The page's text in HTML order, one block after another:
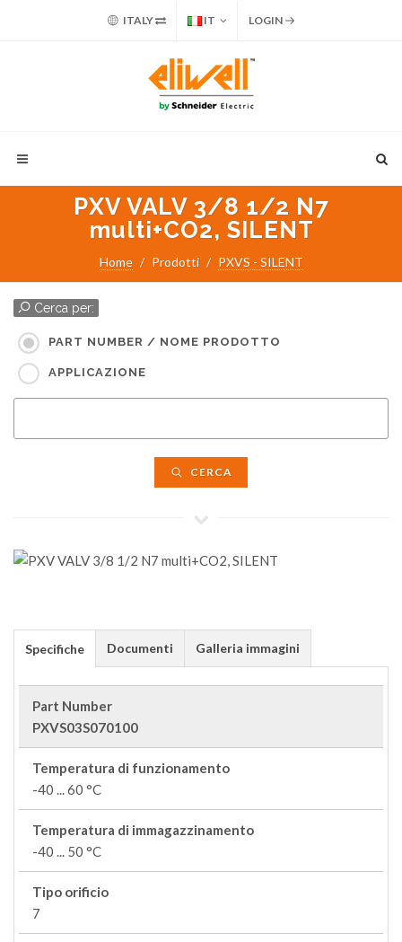
ITALY IT LOGIN
PXV VALV 3/8 1/2 N7
multi+CO2, SILENT
Home Prodotti PXVS - SILENT
Cerca per:
PART NUMBER / NOME PRODOTTO
APPLICAZIONE
CERCA
Specifiche Documenti Galleria immagini
Part Number
PXVS03S070100
Temperatura di funzionamento
-40 ... 60 °C
Temperatura di immagazzinamento
-40 ... 50 °C
Tipo orificio
7